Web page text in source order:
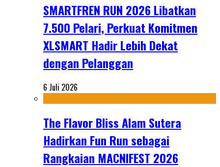
SMARTFREN RUN 2026 Libatkan
7.500 Pelari, Perkuat Komitmen
XLSMART Hadir Lebih Dekat
dengan Pelanggan
6 Juli 2026
The Flavor Bliss Alam Sutera
Hadirkan Fun Run sebagai
Rangkaian MACNIFEST 2026